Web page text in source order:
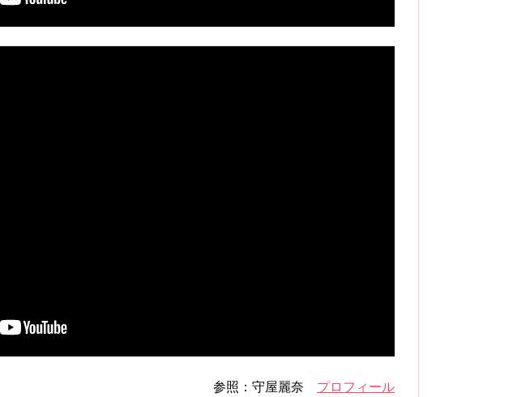
参照：守屋麗奈 プロフィール